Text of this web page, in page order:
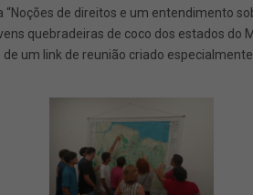
de direitos e um entendimento
quebradeiras de coco dos estados do
um link de reunião criado